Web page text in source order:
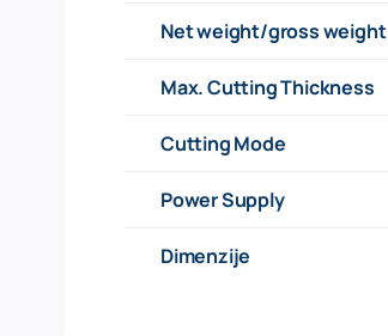
Net weight/gross weight
Max. Cutting Thickness
Cutting Mode
Power Supply
Dimenzije